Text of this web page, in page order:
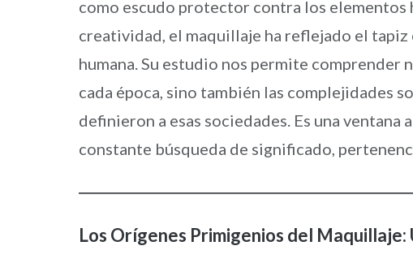
como escudo protector contra los elementos
creatividad, el maquillaje ha reflejado el
humana. Su estudio nos permite comprender
cada época, sino también las complejidades
definieron a esas sociedades. Es una ventana
constante búsqueda de significado,
Los Orígenes Primigenios del Maquillaje: